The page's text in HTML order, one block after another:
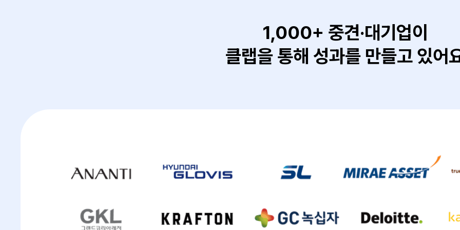
1,000+ 중견·대기업이
클랩을 통해 성과를 만들고 있어